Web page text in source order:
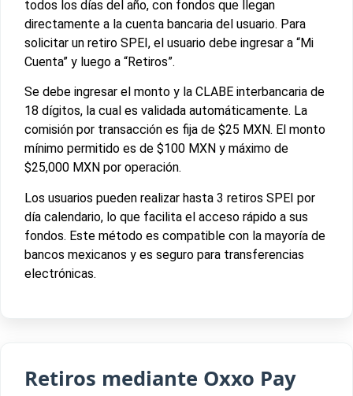
todos los días del año, con fondos que llegan
directamente a la cuenta bancaria del usuario. Para
solicitar un retiro SPEI, el usuario debe ingresar a “Mi
Cuenta” y luego a “Retiros”.
Se debe ingresar el monto y la CLABE interbancaria de
18 dígitos, la cual es validada automáticamente. La
comisión por transacción es fija de $25 MXN. El monto
mínimo permitido es de $100 MXN y máximo de
$25,000 MXN por operación.
Los usuarios pueden realizar hasta 3 retiros SPEI por
día calendario, lo que facilita el acceso rápido a sus
fondos. Este método es compatible con la mayoría de
bancos mexicanos y es seguro para transferencias
electrónicas.
Retiros mediante Oxxo Pay